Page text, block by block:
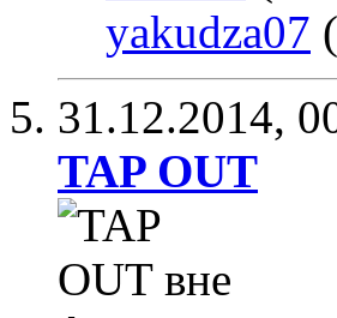
yakudza07
31.12.2014,
TAP OUT